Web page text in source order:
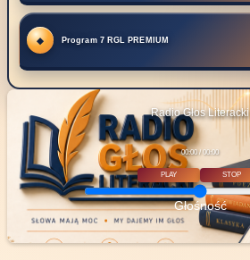
Program 7 RGL PREMIUM
Radio Głos Literacki
00:00 / 00:00
PLAY STOP
Głośność